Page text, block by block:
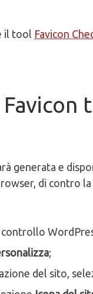
il tool Favicon
generata e
di contro
;
del sito,